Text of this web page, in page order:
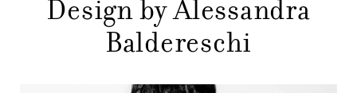
Design by Alessandra
Baldereschi